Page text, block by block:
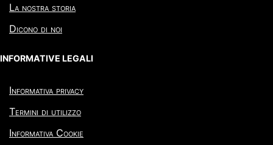
La nostra storia
Dicono di noi
INFORMATIVE LEGALI
Informativa privacy
Termini di utilizzo
Informativa Cookie